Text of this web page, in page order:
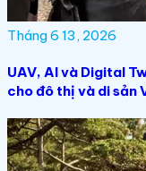
Tháng 6 13, 2026
UAV, AI và Digital
cho đô thị và di sản